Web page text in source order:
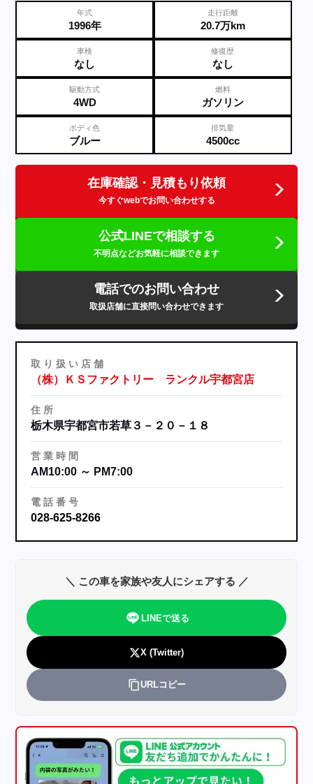
年式
1996年
走行距離
20.7万km
車検
なし
修復歴
なし
駆動方式
4WD
燃料
ガソリン
ボディ色
ブルー
排気量
4500cc
在庫確認・見積もり依頼
今すぐwebでお問い合わせする
公式LINEで相談する
不明点などお気軽に相談できます
電話でのお問い合わせ
取扱店舗に直接問い合わせできます
取 り 扱 い 店 舗
（株）ＫＳファクトリー ランクル宇都宮店
住 所
栃木県宇都宮市若草３－２０－１８
営 業 時 間
AM10:00 ～ PM7:00
電 話 番 号
028-625-8266
＼ この車を家族や友人にシェアする ／
LINEで送る
X (Twitter)
URLコピー